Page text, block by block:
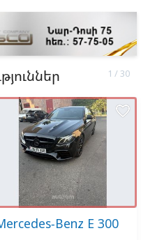
Benz E 300
favorite_border